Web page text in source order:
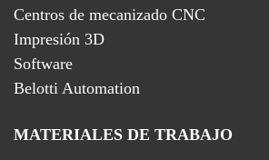
Centros de mecanizado CNC
Impresión 3D
Software
Belotti Automation
MATERIALES DE TRABAJO